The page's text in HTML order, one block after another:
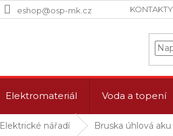
eshop@osp-mk.cz KONTAKTY
Elektromateriál Voda a topení
Elektrické nářadí Bruska úhlová